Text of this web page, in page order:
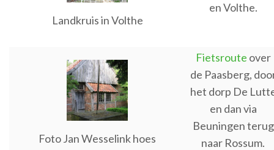
Landkruis in Volthe
en Volthe.
Foto Jan Wesselink hoes
Fietsroute over
de Paasberg,
het dorp De
en dan via
Beuningen terug
naar Rossum.